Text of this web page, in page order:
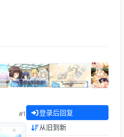
#1 登录后回复
从旧到新